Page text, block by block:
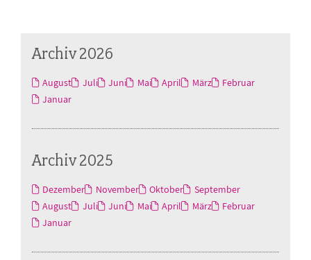
Archiv 2026
August Juli Juni Mai April März
Februar
Januar
Archiv 2025
Dezember November Oktober
September
August
Juli Juni Mai April März
Februar
Januar